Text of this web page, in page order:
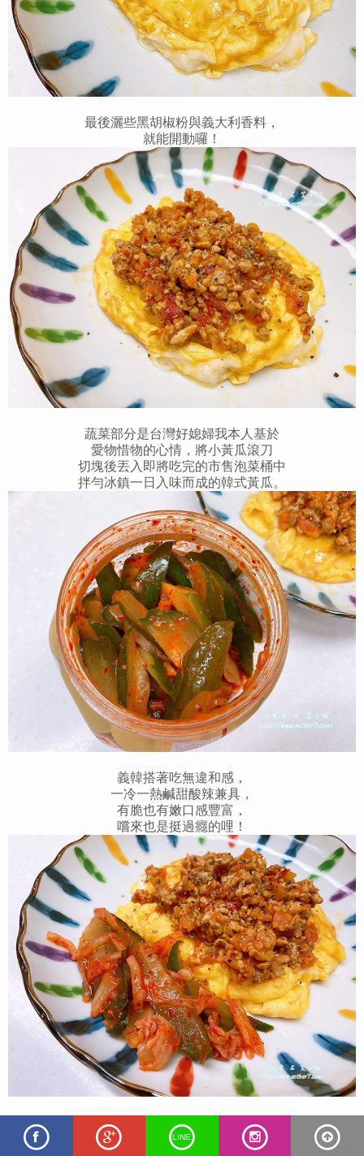
最後灑些黑胡椒粉與義大利香料，
就能開動囉！
蔬菜部分是台灣好媳婦我本人基於
愛物惜物的心情，將小黃瓜滾刀
切塊後丟入即將吃完的市售泡菜桶中
拌勻冰鎮一日入味而成的韓式黃瓜。
義韓搭著吃無違和感，
一冷一熱鹹甜酸辣兼具，
有脆也有嫩口感豐富，
嚐來也是挺過癮的哩！
蛋不與番茄肉醬共炒的好處是可
充分保留蛋香不為番茄肉醬稀釋，
LINE